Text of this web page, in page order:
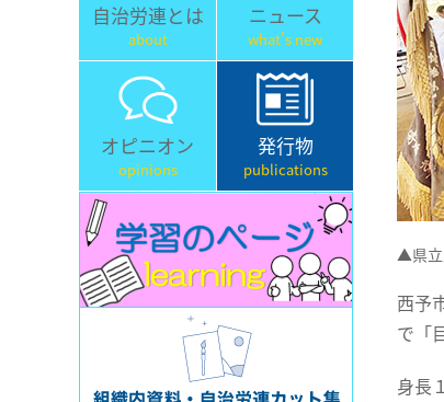
自治労連とは
about
ニュース
what's new
オピニオン
opinions
発行物
publications
▲県立
西予
で「
身長